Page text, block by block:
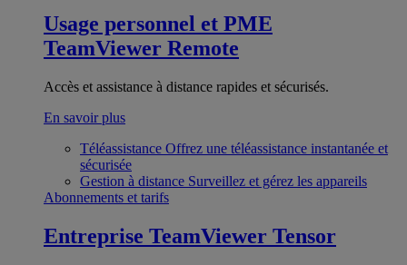
Usage personnel et PME
TeamViewer Remote
Accès et assistance à distance rapides et sécurisés.
En savoir plus
Téléassistance Offrez une téléassistance instantanée et
sécurisée
Gestion à distance Surveillez et gérez les appareils
Abonnements et tarifs
Entreprise TeamViewer Tensor